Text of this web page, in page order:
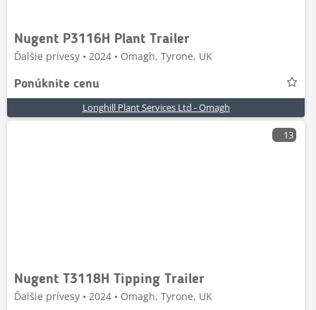
Nugent P3116H Plant Trailer
Ďalšie prívesy • 2024 • Omagh, Tyrone, UK
Ponúknite cenu
Longhill Plant Services Ltd - Omagh
13
Nugent T3118H Tipping Trailer
Ďalšie prívesy • 2024 • Omagh, Tyrone, UK